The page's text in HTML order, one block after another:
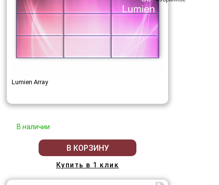
Lumien Array
В наличии
В КОРЗИНУ
Купить в 1 клик